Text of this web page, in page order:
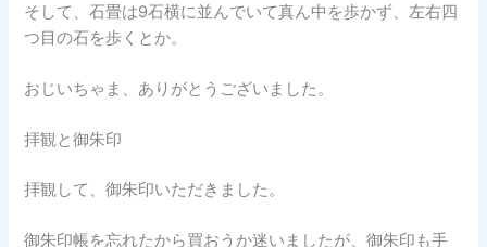
そして、石畳は9石横に並んでいて真ん中を歩かず、左右四
つ目の石を歩くとか。
おじいちゃま、ありがとうございました。
拝観と御朱印
拝観して、御朱印いただきました。
御朱印帳を忘れたから買おうか迷いましたが、御朱印も手